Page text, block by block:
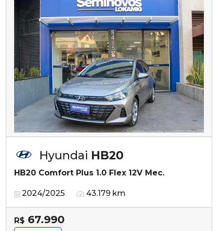
Hyundai HB20
HB20 Comfort Plus 1.0 Flex 12V Mec.
2024/2025 43.179 km
R$ 67.990